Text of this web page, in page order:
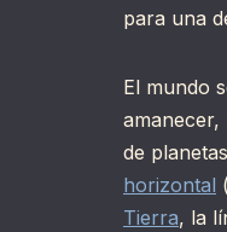
para una
El mundo
de
horizontal
Tierra, la